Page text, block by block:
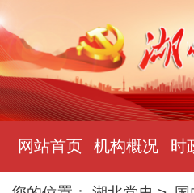
网站首页 机构概况 时